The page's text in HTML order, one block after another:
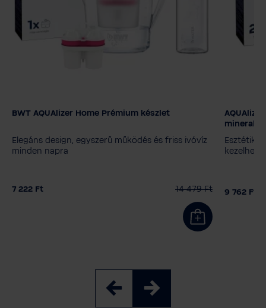
BWT AQUAlizer Home Prémium készlet
Elegáns design, egyszerű működés és friss ivóvíz
minden napra
7 222 Ft 14 479 Ft 9 762 Ft